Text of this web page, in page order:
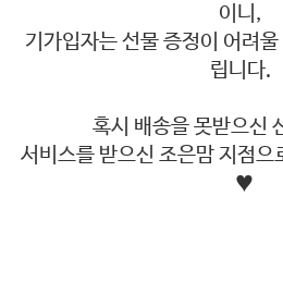
이니,
기가입자는 선물 증정이 어려
립니다.
혹시 배송을 못받으신
서비스를 받으신 조은맘 지점으
♥